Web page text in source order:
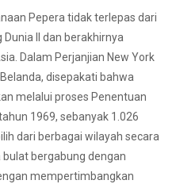
Pepera tidak terlepas dari
II dan berakhirnya
Dalam Perjanjian New York
disepakati bahwa
melalui proses Penentuan
1969, sebanyak 1.026
dari berbagai wilayah secara
bergabung dengan
mempertimbangkan